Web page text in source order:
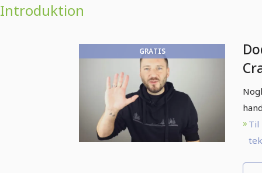
Introduktion
GRATIS
Til